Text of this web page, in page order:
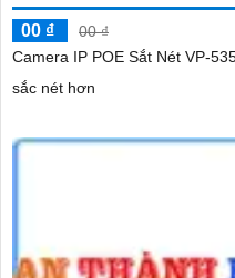
00 ₫
00 ₫
Camera IP POE Sắt Nét VP-5350DP là một
sắc nét hơn